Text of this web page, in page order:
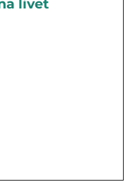
livet